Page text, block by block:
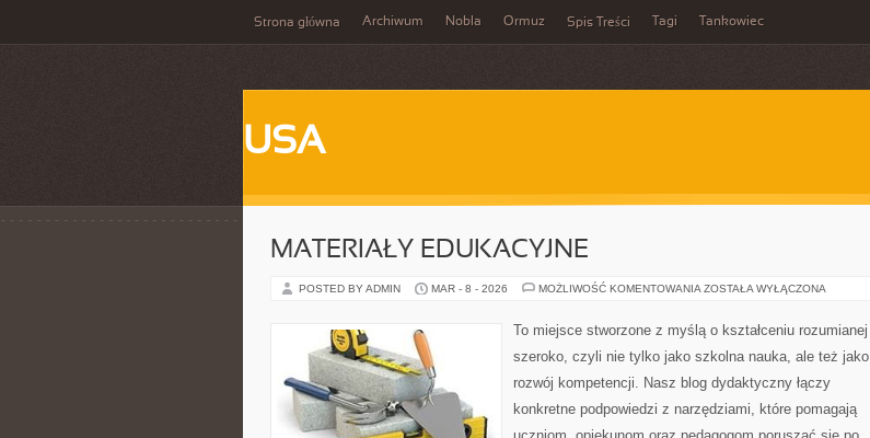
Strona główna Archiwum Nobla Ormuz Spis Treści Tagi Tankowiec
USA
MATERIAŁY EDUKACYJNE
POSTED BY ADMIN MAR - 8 - 2026 MOŻLIWOŚĆ KOMENTOWANIA MATERIAŁY
ZOSTAŁA WYŁĄCZONA
To miejsce stworzone z myślą o kształceniu rozumianej
szeroko, czyli nie tylko jako szkolna nauka, ale też jako
rozwój kompetencji. Nasz blog dydaktyczny łączy
konkretne podpowiedzi z narzędziami, które pomagają